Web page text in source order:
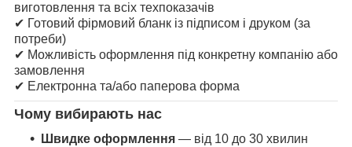
виготовлення та всіх техпоказачів
✔ Готовий фірмовий бланк із підписом і друком (за
потреби)
✔ Можливість оформлення під конкретну компанію або
замовлення
✔ Електронна та/або паперова форма
Чому вибирають нас
Швидке оформлення — від 10 до 30 хвилин